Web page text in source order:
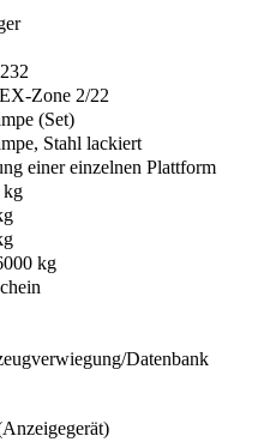
Zone 2/22
(Set)
Stahl lackiert
einer einzelnen Plattform
kg
kg
Datenbank